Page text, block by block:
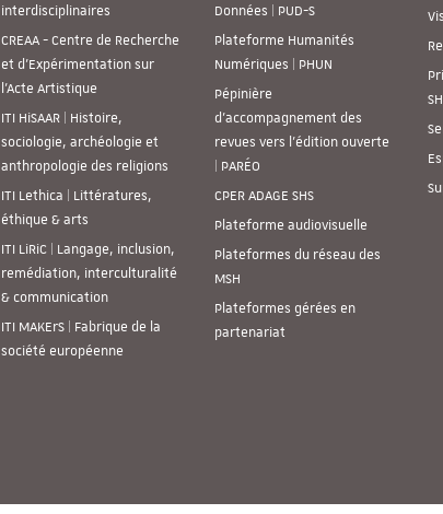
interdisciplinaires
CREAA - Centre de Recherche
et d’Expérimentation sur
l’Acte Artistique
ITI HiSAAR | Histoire,
sociologie, archéologie et
anthropologie des religions
ITI Lethica | Littératures,
éthique & arts
ITI LiRiC | Langage, inclusion,
remédiation, interculturalité
& communication
ITI MAKErS | Fabrique de la
société européenne
Données | PUD-S
Plateforme Humanités
Numériques | PHUN
Pépinière
d’accompagnement des
revues vers l’édition ouverte
| PARÉO
CPER ADAGE SHS
Plateforme audiovisuelle
Plateformes du réseau des
MSH
Plateformes gérées en
partenariat